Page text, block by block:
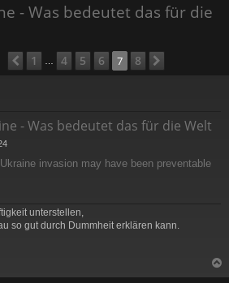
- Was bedeutet das für die
7 von8
Vorherige
1 4 5 6 7 8
- Was bedeutet das für die Welt
invasion may have been preventable
unterstellen,
so gut durch Dummheit erklären kann.
a